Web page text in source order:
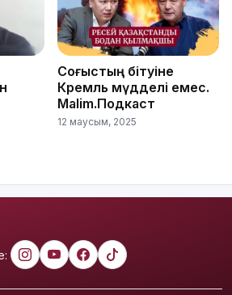
Соғыстың бітуіне
Кремль мүдделі емес.
Malim.Подкаст
12 маусым, 2025